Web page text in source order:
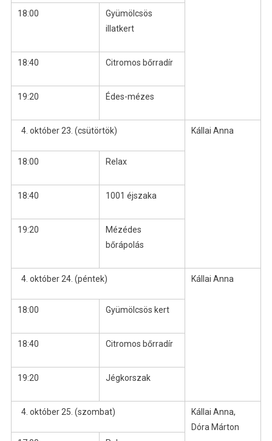
18:00
Gyümölcsös
illatkert
18:40 Citromos bőrradír
19:20 Édes-mézes
október 23. (csütörtök) Kállai Anna
18:00 Relax
18:40 1001 éjszaka
19:20
Mézédes
bőrápolás
október 24. (péntek) Kállai Anna
18:00 Gyümölcsös kert
18:40 Citromos bőrradír
19:20 Jégkorszak
október 25. (szombat)
Kállai Anna,
Dóra Márton